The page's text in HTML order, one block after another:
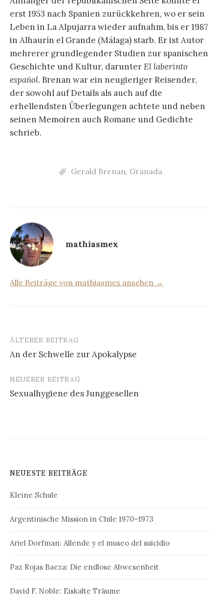
erst 1953 nach Spanien zurückkehren, wo er sein
Leben in La Alpujarra wieder aufnahm, bis er 1987
in Alhaurín el Grande (Málaga) starb. Er ist Autor
mehrerer grundlegender Studien zur spanischen
Geschichte und Kultur, darunterEl laberinto
español. Brenan war ein neugieriger Reisender,
der sowohl auf Details als auch auf die
erhellendsten Überlegungen achtete und neben
seinen Memoiren auch Romane und Gedichte
schrieb.
Gerald Brenan, Granada
mathiasmex
Alle Beiträge von mathiasmex ansehen →
Beitrags-
Navigation
ÄLTERER BEITRAG
An der Schwelle zur Apokalypse
NEUERER BEITRAG
Sexualhygiene des Junggesellen
NEUESTE BEITRÄGE
Kleine Schule
Argentinische Mission in Chile 1970–1973
Ariel Dorfman: Allende y el museo del suicidio
Paz Rojas Baeza: Die endlose Abwesenheit
David F. Noble: Eiskalte Träume